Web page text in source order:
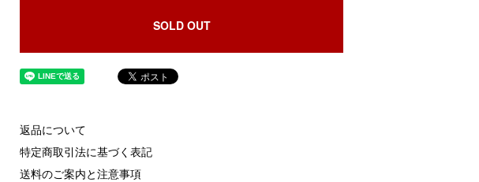
SOLD OUT
返品について
特定商取引法に基づく表記
送料のご案内と注意事項